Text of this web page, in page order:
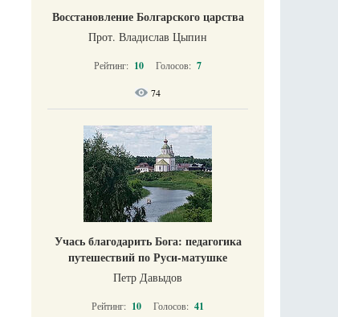
Восстановление Болгарского царства
Прот. Владислав Цыпин
Рейтинг: 10 Голосов: 7
74
Учась благодарить Бога: педагогика
путешествий по Руси-матушке
Петр Давыдов
Рейтинг: 10 Голосов: 41